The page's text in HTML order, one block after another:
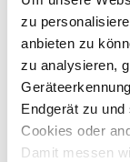
zu
anbieten zu
zu analysieren,
Endgerät zu
Cookies oder
Damit messen
Preise
Mitglieder